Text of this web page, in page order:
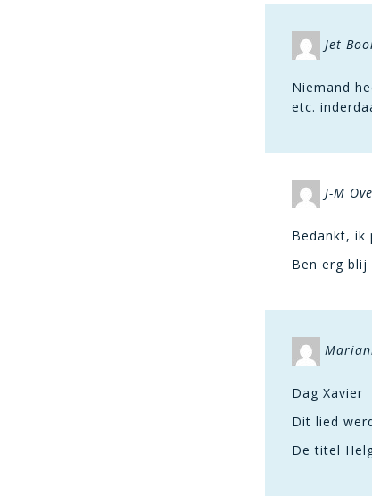
Jet
Niemand
etc.
J-M
Bedankt, ik
Ben erg
Dag Xavier
Dit lied
De titel